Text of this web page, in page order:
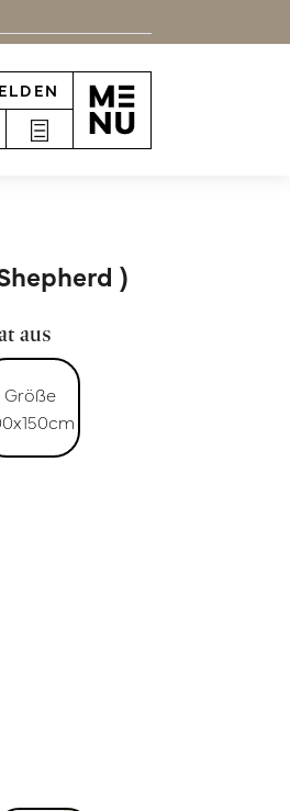
)
aus
Größe